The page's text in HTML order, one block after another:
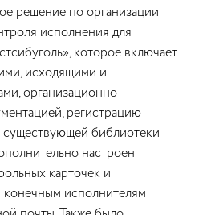
решение по организации
исполнения для
которое включает
исходящими и
организационно-
регистрацию
библиотеки
настроен
карточек и
конечным исполнителям